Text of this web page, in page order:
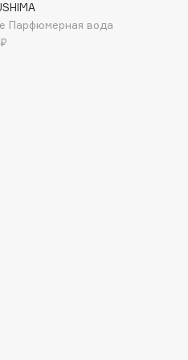
Парфюмерная вода